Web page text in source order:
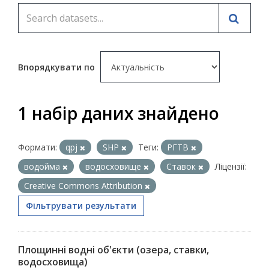
Впорядкувати по
1 набір даних знайдено
Формати: qpj SHP Теги:
РГТВ
водойма
водосховище Ставок
Ліцензії:
Creative Commons Attribution
Фільтрувати результати
Площинні водні об'єкти (озера, ставки,
водосховища)